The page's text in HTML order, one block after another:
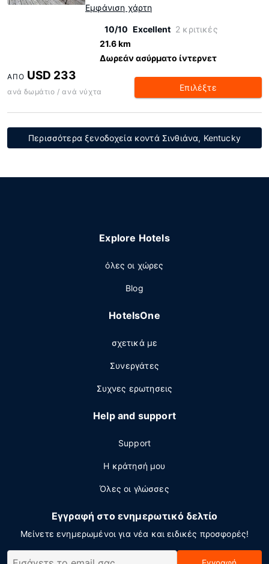
Εμφάνιση χάρτη
10/10 Excellent 2 κριτικές
21.6 km
Δωρεάν ασύρματο ίντερνετ
ΑΠΌ USD 233
ανά δωμάτιο / ανά νύχτα Επιλέξτε
Περισσότερα ξενοδοχεία κοντά Σινθιάνα, Kentucky
Explore Hotels
όλες οι χώρες
Blog
HotelsOne
σχετικά με
Συνεργάτες
Συχνες ερωτησεις
Help and support
Support
Η κράτησή μου
Όλες οι γλώσσες
Εγγραφή στο ενημερωτικό δελτίο
Μείνετε ενημερωμένοι για νέα και ειδικές προσφορές!